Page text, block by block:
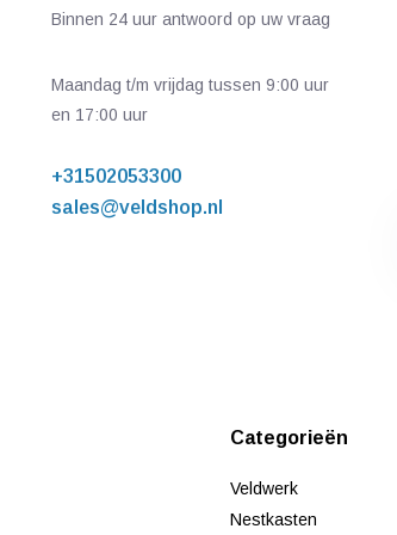
Binnen 24 uur antwoord op uw vraag
Maandag t/m vrijdag tussen 9:00 uur
en 17:00 uur
+31502053300
sales@veldshop.nl
Categorieën
Veldwerk
Nestkasten